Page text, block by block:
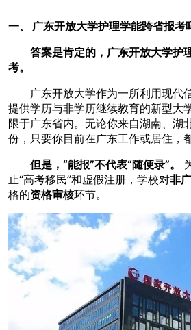
一、 广东开放大学护理学能跨省报考
答案是肯定的，广东开放大学护
考。
广东开放大学作为一所利用现代
提供学历与非学历继续教育的新型大
限于广东省内。无论你来自湖南、湖
份，只要你目前在广东工作或居住，
但是，“能报”不代表“随便录”。
止“高考移民”和虚假注册，学校对非
格的资格审核环节。